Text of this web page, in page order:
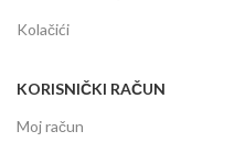
Kolačići
KORISNIČKI RAČUN
Moj račun